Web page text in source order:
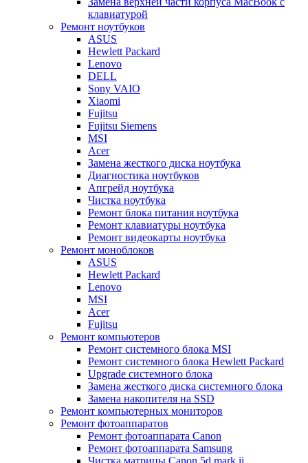
клавиатурой
Ремонт ноутбуков
ASUS
Hewlett Packard
Lenovo
DELL
Sony VAIO
Xiaomi
Fujitsu
Fujitsu Siemens
MSI
Acer
Замена жесткого диска ноутбука
Диагностика ноутбуков
Апгрейд ноутбука
Чистка ноутбука
Ремонт блока питания ноутбука
Ремонт клавиатуры ноутбука
Ремонт видеокарты ноутбука
Ремонт моноблоков
ASUS
Hewlett Packard
Lenovo
MSI
Acer
Fujitsu
Ремонт компьютеров
Ремонт системного блока MSI
Ремонт системного блока Hewlett Packard
Upgrade системного блока
Замена жесткого диска системного блока
Замена накопителя на SSD
Ремонт компьютерных мониторов
Ремонт фотоаппаратов
Ремонт фотоаппарата Canon
Ремонт фотоаппарата Samsung
Чистка матрицы Canon 5d mark ii